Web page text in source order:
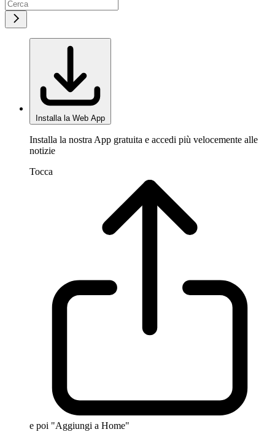
Installa la Web App
Installa la nostra App gratuita e accedi più velocemente alle
notizie
Tocca
e poi "Aggiungi a Home"